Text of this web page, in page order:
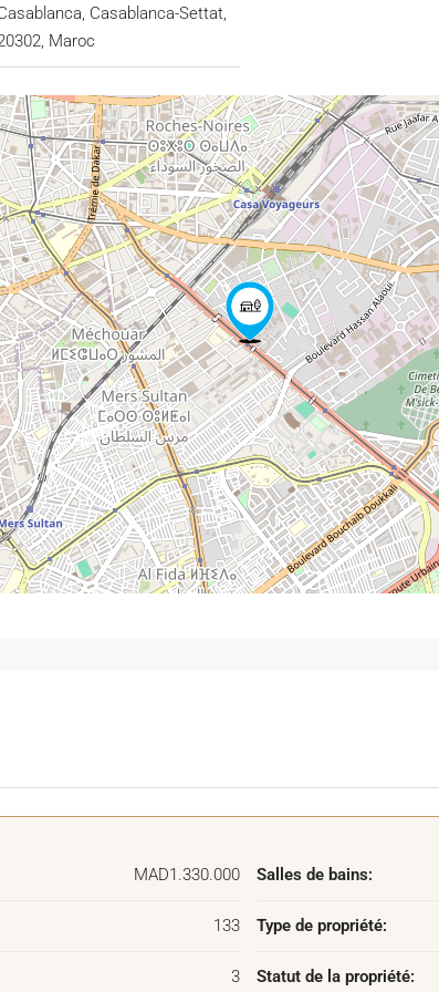
Casablanca-Settat,
Maroc
MAD1.330.000
133
3
Salles de bains:
Type de propriété:
Statut de la propriété: